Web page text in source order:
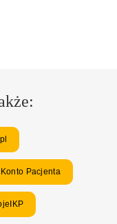
Pacjenta